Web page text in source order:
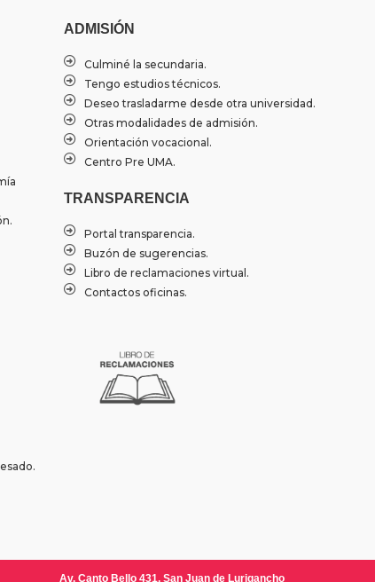
ADMISIÓN
Culminé la secundaria.
Tengo estudios técnicos.
Deseo trasladarme desde otra universidad.
Otras modalidades de admisión.
Orientación vocacional.
Centro Pre UMA.
TRANSPARENCIA
Portal transparencia.
Buzón de sugerencias.
Libro de reclamaciones virtual.
Contactos oficinas.
Av. Canto Bello 431, San Juan de Lurigancho